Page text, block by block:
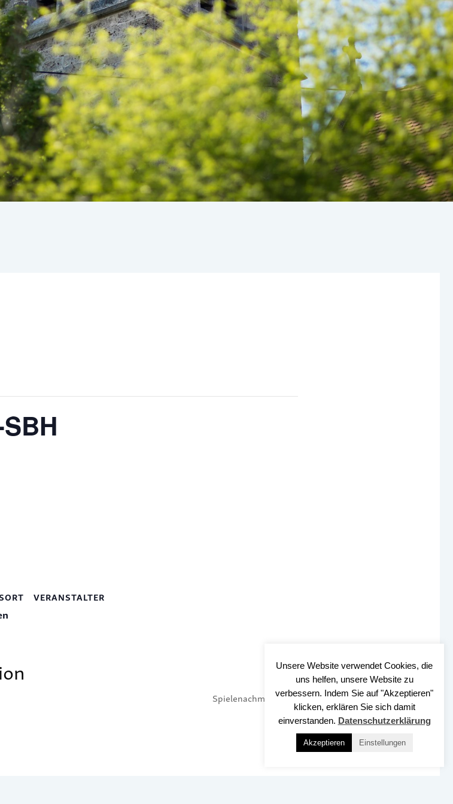
VERANSTALTER
Spielenachmittag
Unsere Website verwendet Cookies, die
uns helfen, unsere Website zu
verbessern. Indem Sie auf "Akzeptieren"
klicken, erklären Sie sich damit
einverstanden. Datenschutzerklärung
Akzeptieren Einstellungen